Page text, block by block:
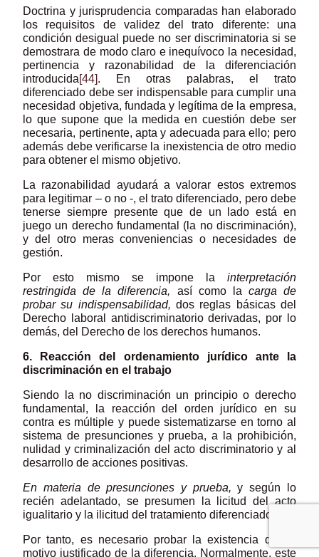
Doctrina y jurisprudencia comparadas han elaborado
los requisitos de validez del trato diferente: una
condición desigual puede no ser discriminatoria si se
demostrara de modo claro e inequívoco la necesidad,
pertinencia y razonabilidad de la diferenciación
introducida[44]. En otras palabras, el trato
diferenciado debe ser indispensable para cumplir una
necesidad objetiva, fundada y legítima de la empresa,
lo que supone que la medida en cuestión debe ser
necesaria, pertinente, apta y adecuada para ello; pero
además debe verificarse la inexistencia de otro medio
para obtener el mismo objetivo.
La razonabilidad ayudará a valorar estos extremos
para legitimar – o no -, el trato diferenciado, pero debe
tenerse siempre presente que de un lado está en
juego un derecho fundamental (la no discriminación),
y del otro meras conveniencias o necesidades de
gestión.
Por esto mismo se impone la interpretación
restringida de la diferencia, así como la carga de
probar su indispensabilidad, dos reglas básicas del
Derecho laboral antidiscriminatorio derivadas, por lo
demás, del Derecho de los derechos humanos.
6. Reacción del ordenamiento jurídico ante la
discriminación en el trabajo
Siendo la no discriminación un principio o derecho
fundamental, la reacción del orden jurídico en su
contra es múltiple y puede sistematizarse en torno al
sistema de presunciones y prueba, a la prohibición,
nulidad y criminalización del acto discriminatorio y al
desarrollo de acciones positivas.
En materia de presunciones y prueba,y según lo
recién adelantado, se presumen la licitud del acto
igualitario y la ilicitud del tratamiento diferenciado.
Por tanto, es necesario probar la existencia de un
motivo justificado de la diferencia. Normalmente, este